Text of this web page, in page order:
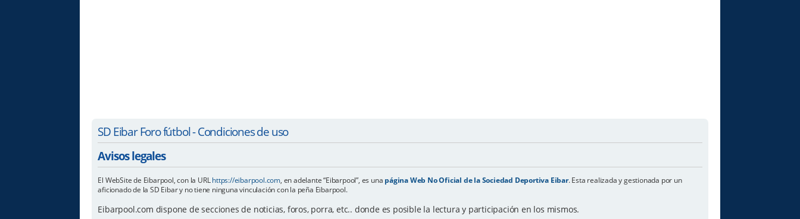
SD Eibar Foro fútbol - Condiciones de uso
Avisos legales
El WebSite de Eibarpool, con la URLhttps://eibarpool.com, en adelante “Eibarpool”, es una página Web No Oficial de la Sociedad Deportiva Eibar. Esta realizada y gestionada por un
aficionado de la SD Eibar y no tiene ninguna vinculación con la peña Eibarpool.
Eibarpool.com dispone de secciones de noticias, foros, porra, etc.. donde es posible la lectura y participación en los mismos.